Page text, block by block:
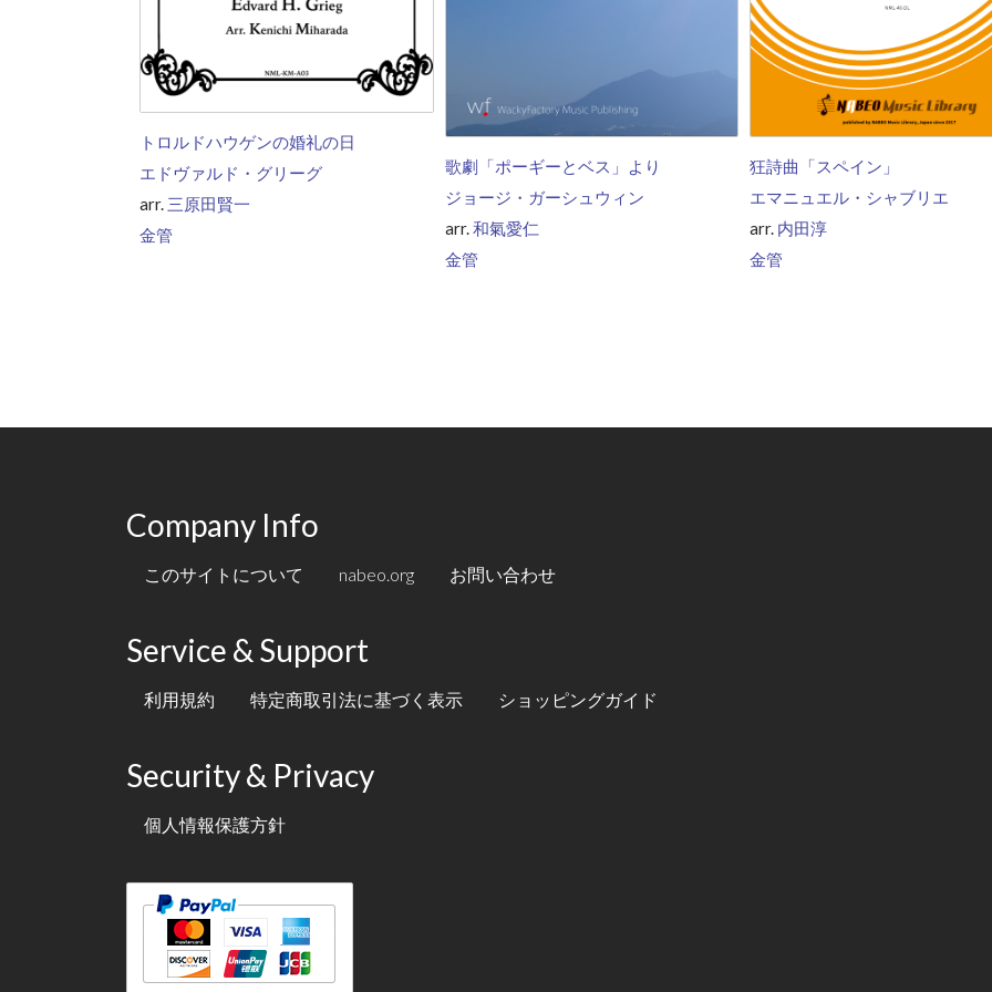
トロルドハウゲンの婚礼の日
エドヴァルド・グリーグ
arr. 三原田賢一
金管
歌劇「ポーギーとベス」より
ジョージ・ガーシュウィン
arr.和氣愛仁
金管
狂詩曲「スペイン」
エマニュエル・シャブリエ
arr. 内田淳
金管
Company Info
このサイトについて nabeo.org お問い合わせ
Service & Support
利用規約 特定商取引法に基づく表示 ショッピングガイド
Security & Privacy
個人情報保護方針
テキスト